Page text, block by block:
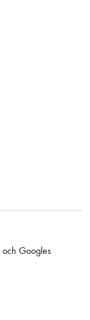
och Googles